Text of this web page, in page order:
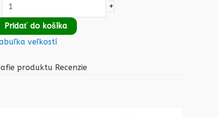
+
Pridať do košíka
veľkostí
produktu Recenzie